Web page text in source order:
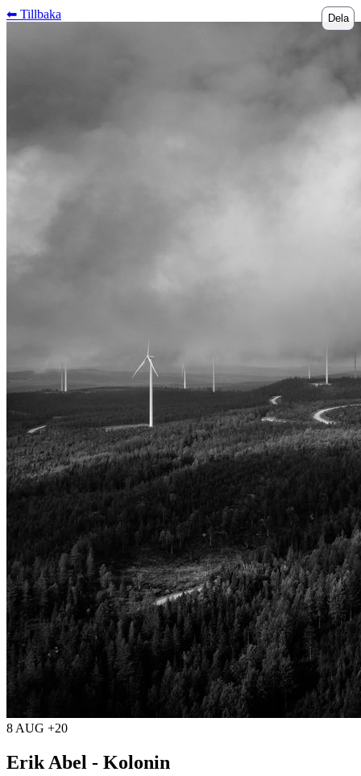
⬅︎ Tillbaka Dela
8 AUG +20
Erik Abel - Kolonin